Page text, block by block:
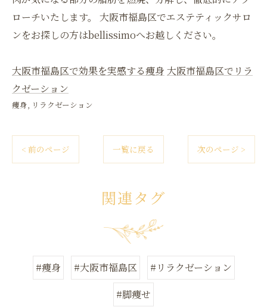
ローチいたします。 大阪市福島区でエステティックサロ
ンをお探しの方はbellissimoへお越しください。
大阪市福島区で効果を実感する痩身 大阪市福島区でリラ
クゼーション
痩身 リラクゼーション
< 前のページ 一覧に戻る 次のページ >
関連タグ
#痩身 #大阪市福島区
#リラクゼーション
#脚痩せ